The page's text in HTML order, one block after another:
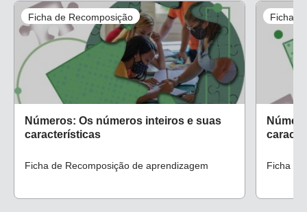
Ficha de Recomposição
Números: Os números inteiros e suas
características
Ficha de Recomposição de aprendizagem
Ficha
Ficha